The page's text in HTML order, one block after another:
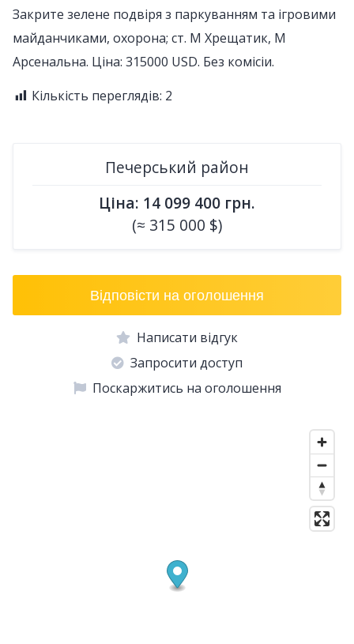
Закрите зелене подвіря з паркуванням та ігровими
майданчиками, охорона; ст. М Хрещатик, М
Арсенальна. Ціна: 315000 USD. Без комісіи.
Кількість переглядів: 2
Печерський район
Ціна: 14 099 400 грн.
(≈ 315 000 $)
Відповісти на оголошення
Написати відгук
Запросити доступ
Поскаржитись на оголошення